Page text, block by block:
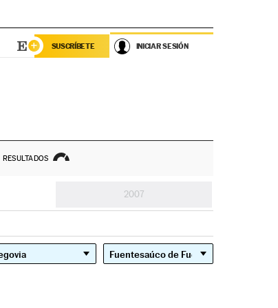
SUSCRÍBETE INICIAR SESIÓN
RESULTADOS
2007